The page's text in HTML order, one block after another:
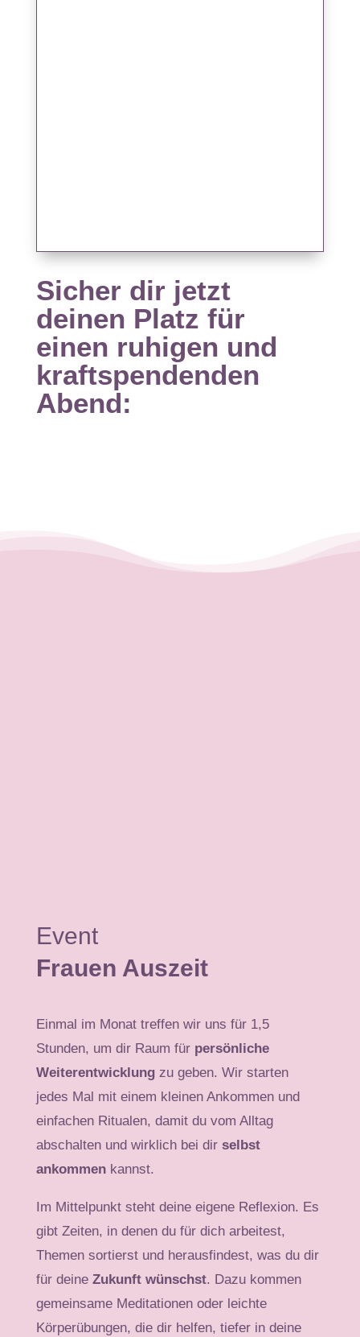
Sicher dir jetzt
deinen Platz für
einen ruhigen und
kraftspendenden
Abend:
Event
Frauen Auszeit
Einmal im Monat treffen wir uns für 1,5
Stunden, um dir Raum für persönliche
Weiterentwicklungzu geben. Wir starten
jedes Mal mit einem kleinen Ankommen und
einfachen Ritualen, damit du vom Alltag
abschalten und wirklich bei dir selbst
ankommenkannst.
Im Mittelpunkt steht deine eigene Reflexion. Es
gibt Zeiten, in denen du für dich arbeitest,
Themen sortierst und herausfindest, was du dir
für deine Zukunft wünschst. Dazu kommen
gemeinsame Meditationen oder leichte
Körperübungen, die dir helfen, tiefer in deine